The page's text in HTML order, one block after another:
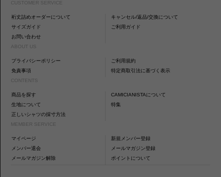
CUSTOMER SERVICE
裄丈詰めオーダーについて
キャンセル/返品/交換について
サイズガイド
ご利用ガイド
お問い合わせ
ABOUT US
プライバシーポリシー
ご利用規約
免責事項
特定商取引法に基づく表示
CONTENTS
商品を探す
CAMICIANISTAについて
生地について
特集
正しいシャツの採寸方法
MEMBER SERVICE
マイページ
新規メンバー登録
メンバー退会
メールマガジン登録
メールマガジン解除
ポイントについて